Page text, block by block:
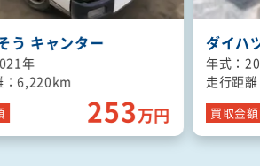
ハイゼットトラック
年
：1,590km
120万円
いすゞ
年式：
走行距
買取金額